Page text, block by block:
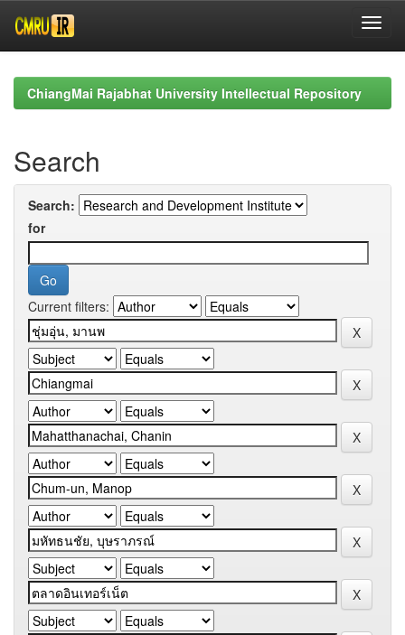
navigationChiangMai Rajabhat University Intellectual Repository
Search
Search:
for
Current filters: